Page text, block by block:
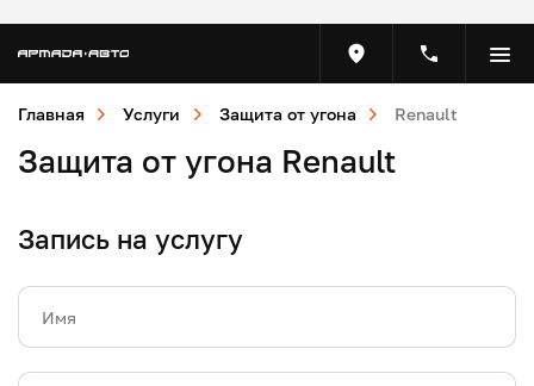
Главная Услуги Защита от угона Renault
Защита от угона Renault
Запись на услугу
Имя